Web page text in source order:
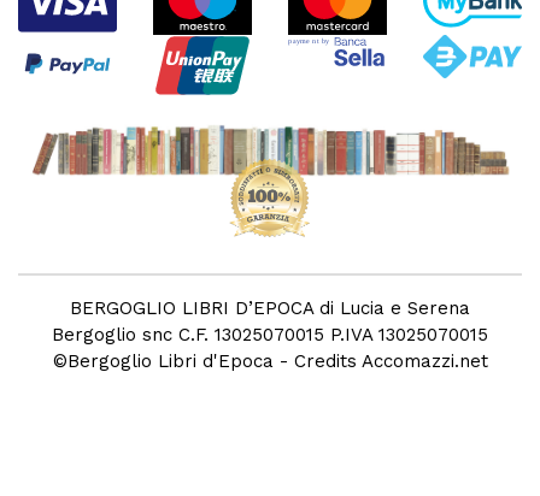
BERGOGLIO LIBRI D’EPOCA di Lucia e Serena
Bergoglio snc C.F. 13025070015 P.IVA 13025070015
©Bergoglio Libri d'Epoca - Credits Accomazzi.net